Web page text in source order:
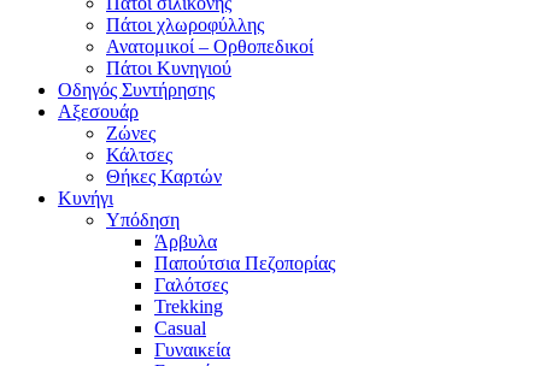
Πάτοι χλωροφύλλης
Ανατομικοί – Ορθοπεδικοί
Πάτοι Κυνηγιού
Οδηγός Συντήρησης
Αξεσουάρ
Ζώνες
Κάλτσες
Θήκες Καρτών
Κυνήγι
Υπόδηση
Άρβυλα
Παπούτσια Πεζοπορίας
Γαλότσες
Trekking
Casual
Γυναικεία